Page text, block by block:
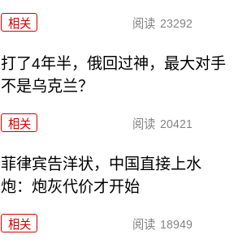
相关 阅读 23292
打了4年半，俄回过神，最大对手
不是乌克兰？
相关 阅读 20421
菲律宾告洋状，中国直接上水
炮：炮灰代价才开始
相关 阅读 18949